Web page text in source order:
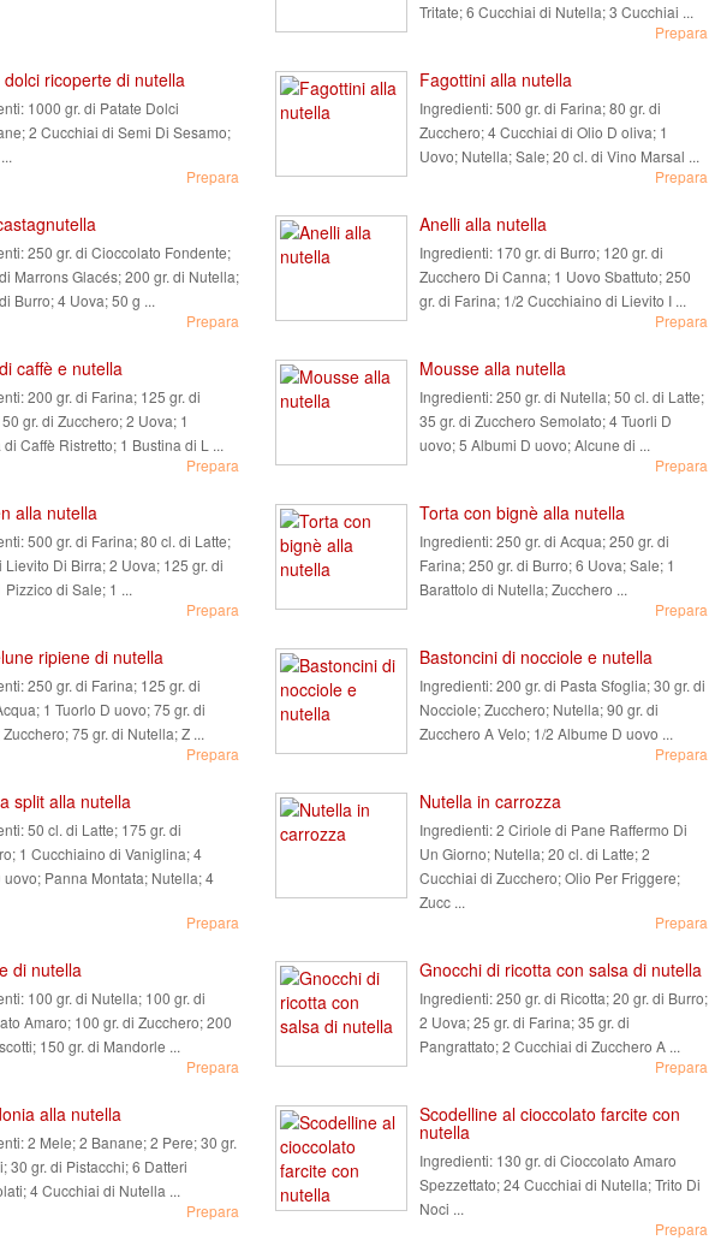
Tritate; 6 Cucchiai di Nutella; 3 Cucchiai ...
Prepara
dolci ricoperte di nutella
1000 gr. di Patate Dolci
2 Cucchiai di Semi Di Sesamo;
Prepara
Fagottini alla nutella
Ingredienti:500 gr. di Farina; 80 gr. di
Zucchero; 4 Cucchiai di Olio D oliva; 1
Uovo; Nutella; Sale; 20 cl. di Vino Marsal ...
Prepara
250 gr. di Cioccolato Fondente;
Marrons Glacés; 200 gr. di Nutella;
Burro; 4 Uova; 50 g ...
Prepara
Anelli alla nutella
Ingredienti: 170 gr. di Burro; 120 gr. di
Zucchero Di Canna; 1 Uovo Sbattuto; 250
gr. di Farina; 1/2 Cucchiaino di Lievito I ...
Prepara
caffè e nutella
200 gr. di Farina; 125 gr. di
gr. di Zucchero; 2 Uova; 1
di Caffè Ristretto; 1 Bustina di L ...
Prepara
Mousse alla nutella
Ingredienti:250 gr. di Nutella; 50 cl. di Latte;
35 gr. di Zucchero Semolato; 4 Tuorli D
uovo; 5 Albumi D uovo; Alcune di ...
Prepara
alla nutella
500 gr. di Farina; 80 cl. di Latte;
Lievito Di Birra; 2 Uova; 125 gr. di
Pizzico di Sale; 1 ...
Prepara
Torta con bignè alla nutella
Ingredienti:250 gr. di Acqua; 250 gr. di
Farina; 250 gr. di Burro; 6 Uova; Sale; 1
Barattolo di Nutella; Zucchero ...
Prepara
ripiene di nutella
250 gr. di Farina; 125 gr. di
1 Tuorlo D uovo; 75 gr. di
75 gr. di Nutella; Z ...
Prepara
Bastoncini di nocciole e nutella
Ingredienti:200 gr. di Pasta Sfoglia; 30 gr. di
Nocciole; Zucchero; Nutella; 90 gr. di
Zucchero A Velo; 1/2 Albume D uovo ...
Prepara
split alla nutella
50 cl. di Latte; 175 gr. di
1 Cucchiaino di Vaniglina; 4
uovo; Panna Montata; Nutella; 4
Prepara
Nutella in carrozza
Ingredienti:2 Ciriole di Pane Raffermo Di
Un Giorno; Nutella; 20 cl. di Latte; 2
Cucchiai di Zucchero; Olio Per Friggere;
Zucc ...
Prepara
di nutella
100 gr. di Nutella; 100 gr. di
Amaro; 100 gr. di Zucchero; 200
150 gr. di Mandorle ...
Prepara
Gnocchi di ricotta con salsa di nutella
Ingredienti:250 gr. di Ricotta; 20 gr. di Burro;
2 Uova; 25 gr. di Farina; 35 gr. di
Pangrattato; 2 Cucchiai di Zucchero A ...
Prepara
alla nutella
2 Mele; 2 Banane; 2 Pere; 30 gr.
30 gr. di Pistacchi; 6 Datteri
4 Cucchiai di Nutella ...
Prepara
Scodelline al cioccolato farcite con
nutella
Ingredienti: 130 gr. di Cioccolato Amaro
Spezzettato; 24 Cucchiai di Nutella; Trito Di
Noci ...
Prepara